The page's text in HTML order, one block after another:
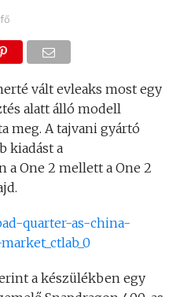
vált evleaks most egy
alatt álló modell
meg. A tajvani gyártó
kiadást a
a One 2 mellett a One 2
a készülékben egy